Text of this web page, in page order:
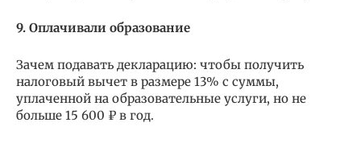
9. Оплачивали образование
Зачем подавать декларацию: чтобы получить
налоговый вычет в размере 13% с суммы,
уплаченной на образовательные услуги, но не
больше 15 600 ₽ в год.